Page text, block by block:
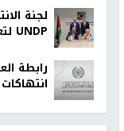
لجنة
UNDP لتعزيز الجاهزية لانتخابات 2026
رابطة